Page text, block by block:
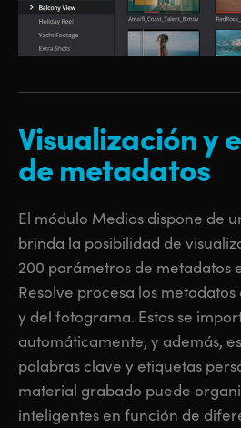
Visualización y
de metadatos
El módulo Medios dispone de
brinda la posibilidad de
200 parámetros de metadatos
Resolve procesa los
y del fotograma. Estos se
automáticamente, y además,
palabras clave y etiquetas
material grabado puede
inteligentes en función de